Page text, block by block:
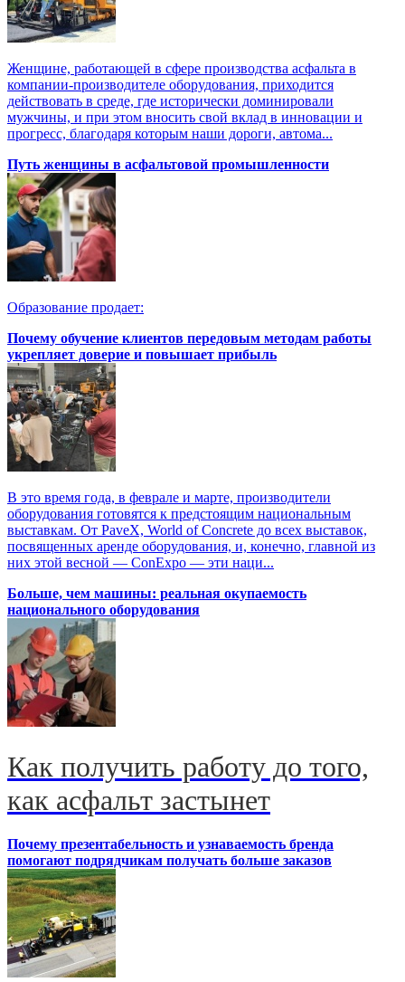
Женщине, работающей в сфере производства асфальта в
компании-производителе оборудования, приходится
действовать в среде, где исторически доминировали
мужчины, и при этом вносить свой вклад в инновации и
прогресс, благодаря которым наши дороги, автома...
Путь женщины в асфальтовой промышленности
Образование продает:
Почему обучение клиентов передовым методам работы
укрепляет доверие и повышает прибыль
В это время года, в феврале и марте, производители
оборудования готовятся к предстоящим национальным
выставкам. От PaveX, World of Concrete до всех выставок,
посвященных аренде оборудования, и, конечно, главной из
них этой весной — ConExpo — эти наци...
Больше, чем машины: реальная окупаемость
национального оборудования
Как получить работу до того,
как асфальт застынет
Почему презентабельность и узнаваемость бренда
помогают подрядчикам получать больше заказов